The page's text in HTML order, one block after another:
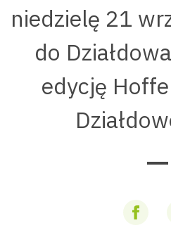
niedzielę 21
do
edycję